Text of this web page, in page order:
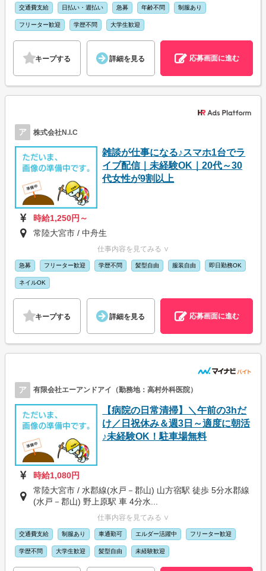
交通費支給 日払い・週払い 急募 年齢不問 制服あり
フリーター歓迎 学歴不問 大学生歓迎
キープする 詳細を見る 応募画面に進む
ア 株式会社N.I.C
雑談が仕事になる♪スマホ1台でラ
イブ配信｜未経験OK｜20代～30
代女性が9割以上
時給1,250円～
常陸大宮市 / 中舟生
仕事内容を見てみる ∨
急募 フリーター歓迎 学歴不問 髪型自由 服装自由 即日勤務OK
ネイルOK
キープする 詳細を見る 応募画面に進む
ア 有限会社エーアンドアイ（勤務地：高村外科医院）
【病院の日常清掃】＼午前の3hだ
け／日祝休み＆週3日～適度に朝活
♪未経験OK！駐車場無料
時給1,080円
常陸大宮市 / 水郡線(水戸－郡山) 山方宿駅 徒歩 5分水郡線
(水戸－郡山) 野上原駅 車 4分水...
仕事内容を見てみる ∨
交通費支給 制服あり 車通勤可 エルダー活躍中 フリーター歓迎
学歴不問 大学生歓迎 髪型自由 未経験歓迎